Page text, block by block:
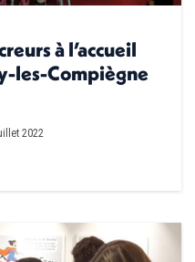
à l’accueil
les-Compiègne
2022